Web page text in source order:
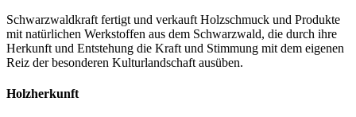
Schwarzwaldkraft fertigt und verkauft Holzschmuck und Produkte
mit natürlichen Werkstoffen aus dem Schwarzwald, die durch ihre
Herkunft und Entstehung die Kraft und Stimmung mit dem eigenen
Reiz der besonderen Kulturlandschaft ausüben.
Holzherkunft